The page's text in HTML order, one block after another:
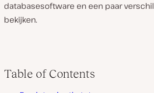
databasesoftware en een paar
bekijken.
Table of Contents